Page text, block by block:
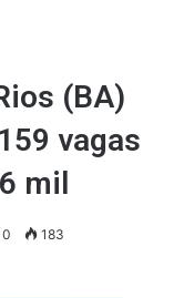
(BA)
vagas
mil
0 183